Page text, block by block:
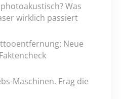
Was
wirklich passiert
Neue
Maschinen. Frag die